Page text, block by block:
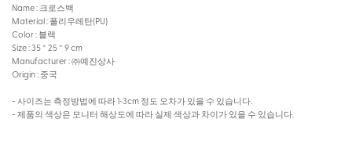
Name : 크로스백
Material : 폴리우레탄(PU)
Color : 블랙
Size : 35 * 25 * 9 cm
Manufacturer : ㈜예진상사
Origin : 중국
- 사이즈는 측정방법에 따라 1~3cm 정도 오차가 있을 수 있습니다.
- 제품의 색상은 모니터 해상도에 따라 실제 색상과 차이가 있을 수 있습니다.